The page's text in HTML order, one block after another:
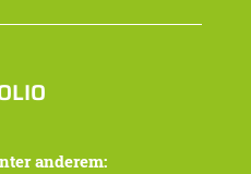
Michael Vonier
anderem: